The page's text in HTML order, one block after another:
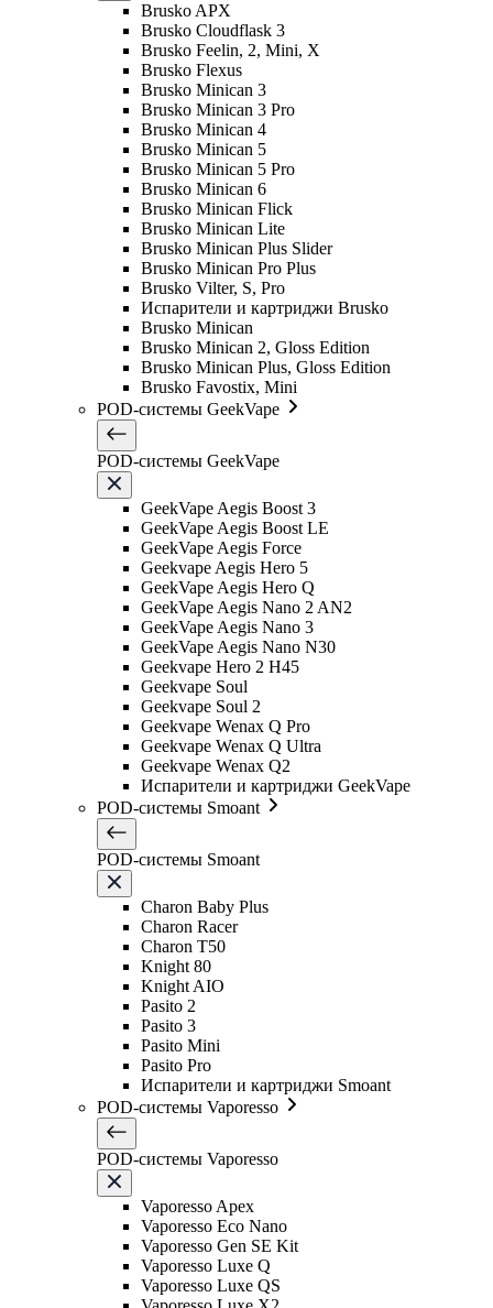
Brusko APX
Brusko Cloudflask 3
Brusko Feelin, 2, Mini, X
Brusko Flexus
Brusko Minican 3
Brusko Minican 3 Pro
Brusko Minican 4
Brusko Minican 5
Brusko Minican 5 Pro
Brusko Minican 6
Brusko Minican Flick
Brusko Minican Lite
Brusko Minican Plus Slider
Brusko Minican Pro Plus
Brusko Vilter, S, Pro
Испарители и картриджи Brusko
Brusko Minican
Brusko Minican 2, Gloss Edition
Brusko Minican Plus, Gloss Edition
Brusko Favostix, Mini
POD-системы GeekVape
POD-системы GeekVape
GeekVape Aegis Boost 3
GeekVape Aegis Boost LE
GeekVape Aegis Force
Geekvape Aegis Hero 5
GeekVape Aegis Hero Q
GeekVape Aegis Nano 2 AN2
GeekVape Aegis Nano 3
GeekVape Aegis Nano N30
Geekvape Hero 2 H45
Geekvape Soul
Geekvape Soul 2
Geekvape Wenax Q Pro
Geekvape Wenax Q Ultra
Geekvape Wenax Q2
Испарители и картриджи GeekVape
POD-системы Smoant
POD-системы Smoant
Charon Baby Plus
Charon Racer
Charon T50
Knight 80
Knight AIO
Pasito 2
Pasito 3
Pasito Mini
Pasito Pro
Испарители и картриджи Smoant
POD-системы Vaporesso
POD-системы Vaporesso
Vaporesso Apex
Vaporesso Eco Nano
Vaporesso Gen SE Kit
Vaporesso Luxe Q
Vaporesso Luxe QS